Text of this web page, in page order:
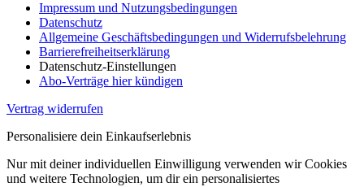
Impressum und Nutzungsbedingungen
Datenschutz
Allgemeine Geschäftsbedingungen und Widerrufsbelehrung
Barrierefreiheitserklärung
Datenschutz-Einstellungen
Abo-Verträge hier kündigen
Vertrag widerrufen
Personalisiere dein Einkaufserlebnis
Nur mit deiner individuellen Einwilligung verwenden wir Cookies
und weitere Technologien, um dir ein personalisiertes